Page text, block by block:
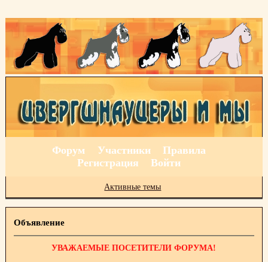
Форум Участники
Правила
Регистрация
Войти
Активные темы
Объявление
УВАЖАЕМЫЕ ПОСЕТИТЕЛИ ФОРУМА!